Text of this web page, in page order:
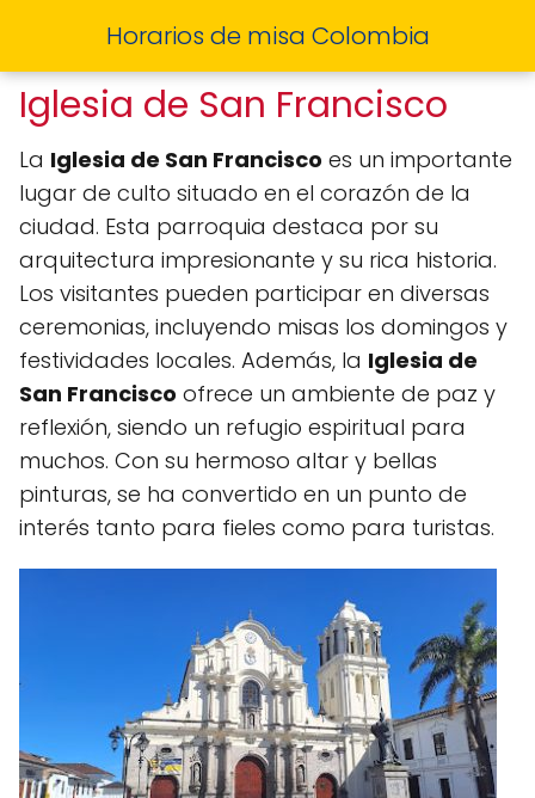
Horarios de misa Colombia
Iglesia de San Francisco
La Iglesia de San Francisco es un importante
lugar de culto situado en el corazón de la
ciudad. Esta parroquia destaca por su
arquitectura impresionante y su rica historia.
Los visitantes pueden participar en diversas
ceremonias, incluyendo misas los domingos y
festividades locales. Además, la Iglesia de
San Francisco ofrece un ambiente de paz y
reflexión, siendo un refugio espiritual para
muchos. Con su hermoso altar y bellas
pinturas, se ha convertido en un punto de
interés tanto para fieles como para turistas.